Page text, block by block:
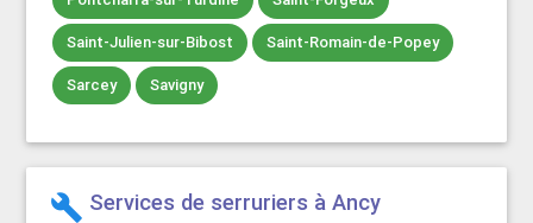
Saint-Julien-sur-Bibost Saint-Romain-de-Popey
Sarcey Savigny
build Services de serruriers à Ancy